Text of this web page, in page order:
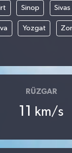
Sinop Sivas
Yozgat
RÜZGAR
11 km/s